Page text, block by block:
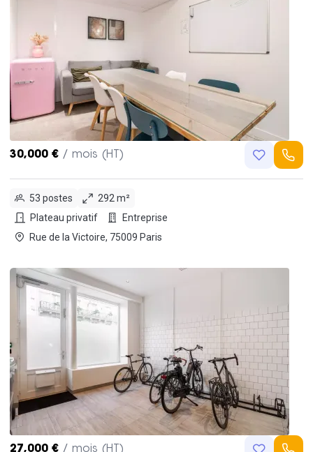
30,000 € / mois (HT)
53 postes
292 m²
Plateau privatif
Entreprise
Rue de la Victoire, 75009 Paris
27,000 € / mois (HT)